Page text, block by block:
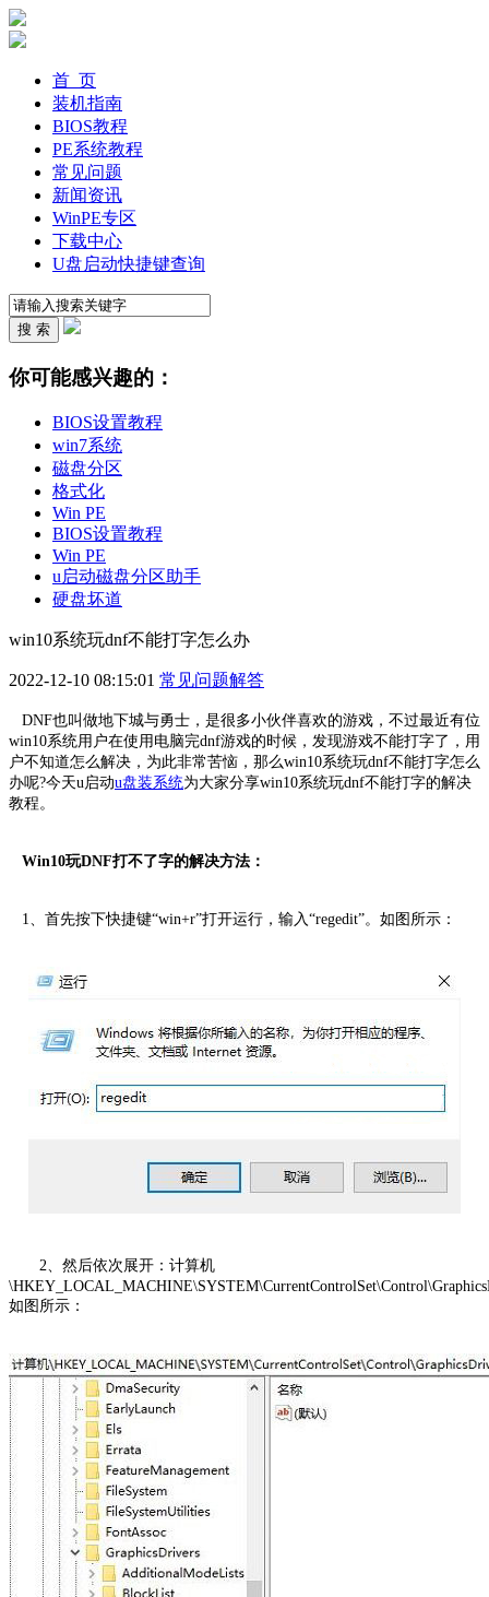
首 页
装机指南
BIOS教程
PE系统教程
常见问题
新闻资讯
WinPE专区
下载中心
U盘启动快捷键查询
你可能感兴趣的：
BIOS设置教程
win7系统
磁盘分区
格式化
Win PE
BIOS设置教程
Win PE
u启动磁盘分区助手
硬盘坏道
win10系统玩dnf不能打字怎么办
2022-12-10 08:15:01 常见问题解答
DNF也叫做地下城与勇士，是很多小伙伴喜欢的游戏，不过最近有位
win10系统用户在使用电脑完dnf游戏的时候，发现游戏不能打字了，用
户不知道怎么解决，为此非常苦恼，那么win10系统玩dnf不能打字怎么
办呢?今天u启动u盘装系统为大家分享win10系统玩dnf不能打字的解决
教程。
Win10玩DNF打不了字的解决方法：
1、首先按下快捷键“win+r”打开运行，输入“regedit”。如图所示：
2、然后依次展开：计算机
如图所示：